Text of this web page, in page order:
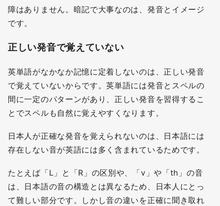
障はありません。暗記で大事なのは、発音とイメージ
です。
正しい発音で覚えていない
英単語がなかなか記憶に定着しないのは、正しい発音
で覚えていないからです。英単語には発音とスペルの
間に一定のパターンがあり、正しい発音を習得するこ
とでスペルも自然に覚えやすくなります。
日本人が正確な発音を覚えられないのは、日本語には
存在しない音が英語には多く含まれているためです。
たとえば「L」と「R」の区別や、「v」や「th」の音
は、日本語の音の構造とは異なるため、日本人にとっ
て難しい部分です。しかし音の違いを正確に聞き取れ